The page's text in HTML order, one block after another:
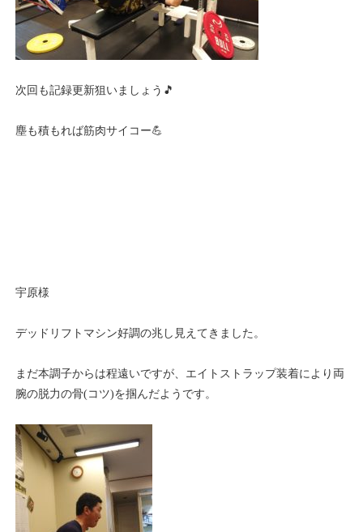
次回も記録更新狙いましょう🎵
塵も積もれば筋肉サイコー💪
宇原様
デッドリフトマシン好調の兆し見えてきました。
まだ本調子からは程遠いですが、エイトストラップ装着により両
腕の脱力の骨(コツ)を掴んだようです。